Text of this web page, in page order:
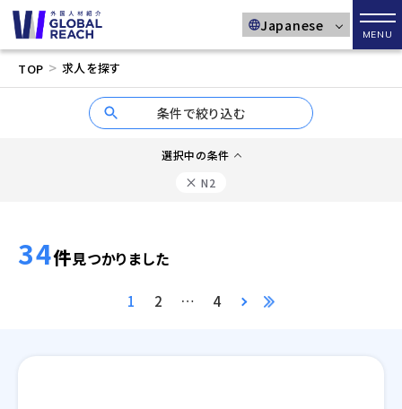
メ
TOP > 求人を探す
条件で絞り込む
選択中の条件
× N2
34件見つかりました
1 2 … 4